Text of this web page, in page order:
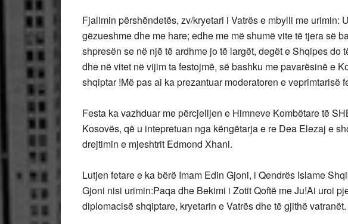
Fjalimin përshëndetës, zv/kryetari i Vatrës e mbylli me urimin:
gëzueshme dhe me hare; edhe me më shumë vite të tjera së
shpresën se në një të ardhme jo të largët, degët e Shqipes do
dhe në vitet në vijim ta festojmë, së bashku me pavarësinë e
shqiptar !Më pas ai ka prezantuar moderatoren e veprimtarisë
Festa ka vazhduar me përcjelljen e Himneve Kombëtare të
Kosovës, që u intepretuan nga këngëtarja e re Dea Elezaj e
drejtimin e mjeshtrit Edmond Xhani.
Lutjen fetare e ka bërë Imam Edin Gjoni, i Qendrës Islame
Gjoni nisi urimin:Paqa dhe Bekimi i Zotit Qoftë me Ju!Ai uroi
diplomacisë shqiptare, kryetarin e Vatrës dhe të gjithë vatranët.